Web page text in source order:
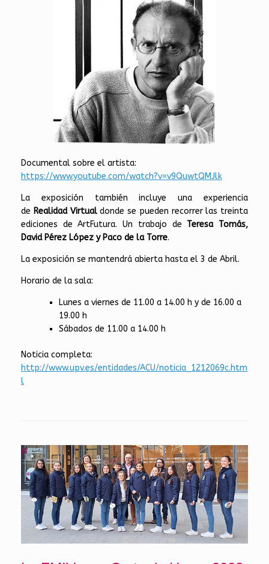
Documental sobre el artista:
https://www.youtube.com/watch?v=v9QuwtQMJlk
La exposición también incluye una experiencia
de Realidad Virtualdonde se pueden recorrer las treinta
ediciones de ArtFutura. Un trabajo de Teresa Tomás,
David Pérez López y Paco de la Torre.
La exposición se mantendrá abierta hasta el 3 de Abril.
Horario de la sala:
Lunes a viernes de 11.00 a 14.00 h y de 16.00 a
19.00 h
Sábados de 11.00 a 14.00 h
Noticia completa:
http://www.upv.es/entidades/ACU/noticia_1212069c.htm
l